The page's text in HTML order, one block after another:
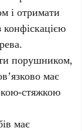
і отримати
порушником,
має
стяжкою
має